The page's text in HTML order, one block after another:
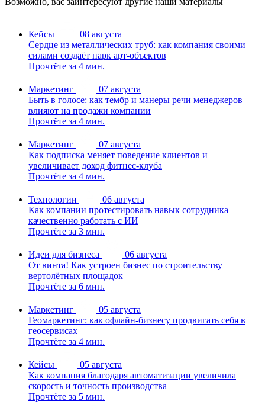
Кейсы
08 августа
Сердце из металлических труб: как компания своими
силами создаёт парк арт-объектов
Прочтёте за 4 мин.
Маркетинг
07 августа
Быть в голосе: как тембр и манеры речи менеджеров
влияют на продажи компании
Прочтёте за 4 мин.
Маркетинг
07 августа
Как подписка меняет поведение клиентов и
увеличивает доход фитнес-клуба
Прочтёте за 4 мин.
Технологии
06 августа
Как компании протестировать навык сотрудника
качественно работать с ИИ
Прочтёте за 3 мин.
Идеи для бизнеса
06 августа
От винта! Как устроен бизнес по строительству
вертолётных площадок
Прочтёте за 6 мин.
Маркетинг
05 августа
Геомаркетинг: как офлайн-бизнесу продвигать себя в
геосервисах
Прочтёте за 4 мин.
Кейсы
05 августа
Как компания благодаря автоматизации увеличила
скорость и точность производства
Прочтёте за 5 мин.